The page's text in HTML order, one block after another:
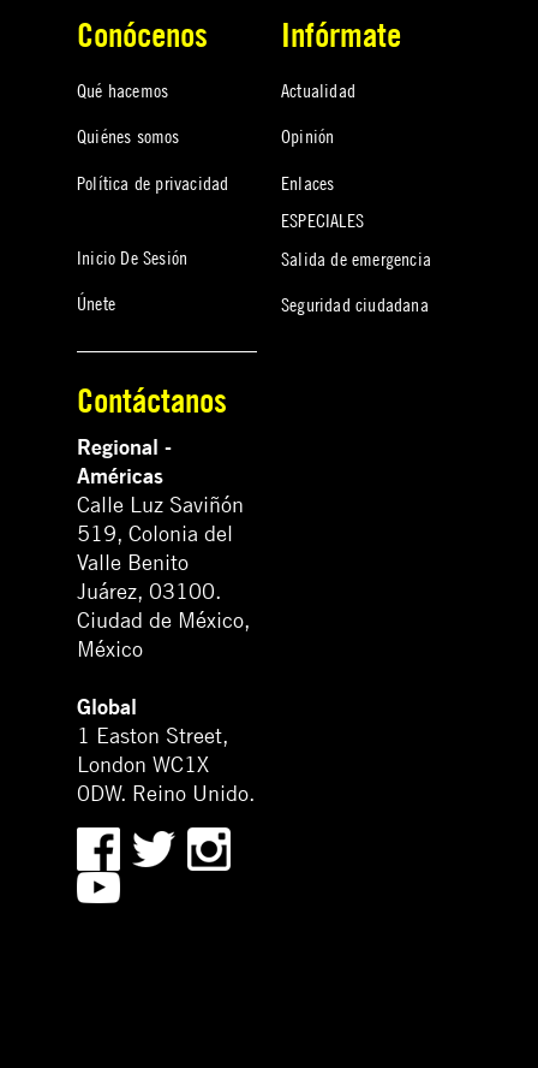
Conócenos
Qué hacemos
Quiénes somos
Política de privacidad
Inicio De Sesión
Únete
Infórmate
Actualidad
Opinión
Enlaces
ESPECIALES
Salida de emergencia
Seguridad ciudadana
Contáctanos
Regional -
Américas
Calle Luz Saviñón
519, Colonia del
Valle Benito
Juárez, 03100.
Ciudad de México,
México
Global
1 Easton Street,
London WC1X
0DW. Reino Unido.